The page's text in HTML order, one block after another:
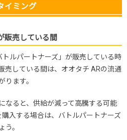
イミング
販売している間
ルパートナーズ」が販売している時
売している間は、オオタチ ARの流通
ります。
なると、供給が減って高騰する可能
入する場合は、バトルパートナーズ
う。